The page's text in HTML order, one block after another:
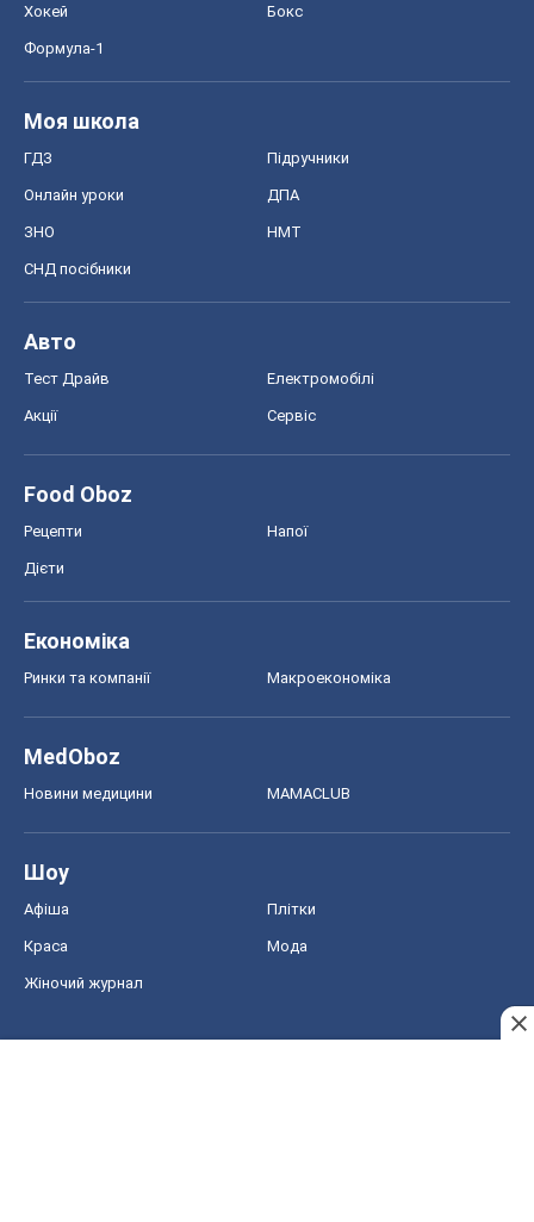
Хокей Бокс
Формула-1
Моя школа
ГДЗ Підручники
Онлайн уроки ДПА
ЗНО НМТ
СНД посібники
Авто
Тест Драйв Електромобілі
Акції Сервіс
Food Oboz
Рецепти Напої
Дієти
Економіка
Ринки та компанії Макроекономіка
MedOboz
Новини медицини MAMACLUB
Шоу
Афіша Плітки
Краса Мода
Жіночий журнал